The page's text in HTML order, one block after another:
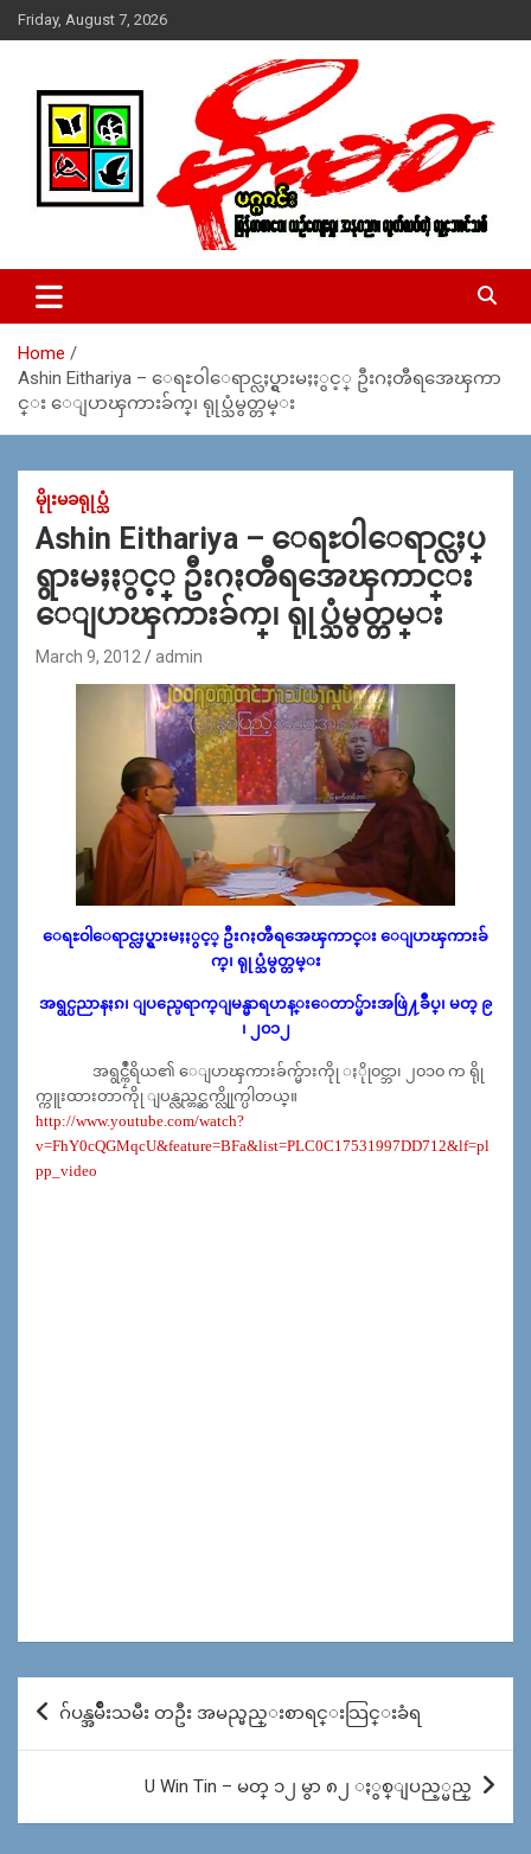
Skip
to
Friday, August 7, 2026
MoeMaKa Burmese News &
Media
ယ္ေရး – အမွတ္ ၂၅၄၊ ပထပ္၊ လမ္း ၄၀၊ ေက်ာက္တံတား၊ ရန္ကုန္။
(ဖုုံး – ၀၉ ၂၅၂ ၂၄၉ ၀၉၄ ၊ ၀၉ ၄၂၁ ၇၄၃ ၇၅၃ ၊ ၀၉ ၅၀၄ ၁၀ ၅၈) ျ
ဇာေစ်းသစ္ ။ ၀၉ ၇၈၆၈၃၇ ၃၀၅ / ၀၉ ၉၆၃၆၉၉၈၃၄
Home
Ashin Eithariya – ေရႊ၀ါေရာင္လႈပ္ရွားမႈႏွင့္ ဦးဂႏၻီရအေၾကာ
င္း ေျပာၾကားခ်က္၊ ရုုပ္သံမွတ္တမ္း
မိုုးမခရုုပ္သံ
Ashin Eithariya – ေရႊ၀ါေရာင္လႈပ္
ရွားမႈႏွင့္ ဦးဂႏၻီရအေၾကာင္း
ေျပာၾကားခ်က္၊ ရုုပ္သံမွတ္တမ္း
March 9, 2012 admin
ေရႊ၀ါေရာင္လႈပ္ရွားမႈႏွင့္ ဦးဂႏၻီရအေၾကာင္း ေျပာၾကားခ်
က္၊ ရုုပ္သံမွတ္တမ္း
အရွင္ပညာနႏၵ၊ ျပည္ပေရာက္ျမန္မာရဟန္းေတာ္မ်ားအဖြဲ႔ခ်ဳပ္၊ မတ္ ၉
၊ ၂၀၁၂
အရွင္ကၠဳႆရိယ၏ ေျပာၾကားခ်က္မ်ားကိုု ႏိုု၀င္ဘာ၊ ၂၀၁၀ က ရိုု
က္ကူးထားတာကိုု ျပန္လည္တင္ဆက္လိုုက္ပါတယ္။
http://www.youtube.com/watch?
v=FhY0cQGMqcU&feature=BFa&list=PLC0C17531997DD712&lf=pl
pp_video
Post
navigation
ဂ်ပန္အမ်ဳိးသမီး တဦး အမည္မည္းစာရင္းသြင္းခံရ
U Win Tin – မတ္ ၁၂ မွာ ၈၂ ႏွစ္ျပည့္မည္